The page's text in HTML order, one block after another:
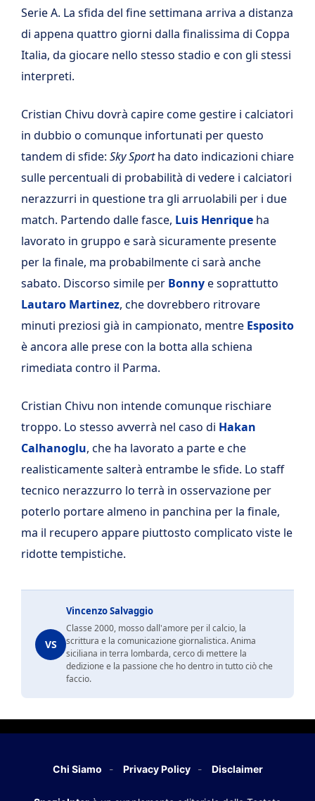
Serie A. La sfida del fine settimana arriva a distanza
di appena quattro giorni dalla finalissima di Coppa
Italia, da giocare nello stesso stadio e con gli stessi
interpreti.
Cristian Chivu dovrà capire come gestire i calciatori
in dubbio o comunque infortunati per questo
tandem di sfide: Sky Sportha dato indicazioni chiare
sulle percentuali di probabilità di vedere i calciatori
nerazzurri in questione tra gli arruolabili per i due
match. Partendo dalle fasce, Luis Henrique ha
lavorato in gruppo e sarà sicuramente presente
per la finale, ma probabilmente ci sarà anche
sabato. Discorso simile per Bonnye soprattutto
Lautaro Martinez, che dovrebbero ritrovare
minuti preziosi già in campionato, mentre Esposito
è ancora alle prese con la botta alla schiena
rimediata contro il Parma.
Cristian Chivu non intende comunque rischiare
troppo. Lo stesso avverrà nel caso di Hakan
Calhanoglu, che ha lavorato a parte e che
realisticamente salterà entrambe le sfide. Lo staff
tecnico nerazzurro lo terrà in osservazione per
poterlo portare almeno in panchina per la finale,
ma il recupero appare piuttosto complicato viste le
ridotte tempistiche.
VS
Vincenzo Salvaggio
Classe 2000, mosso dall'amore per il calcio, la
scrittura e la comunicazione giornalistica. Anima
siciliana in terra lombarda, cerco di mettere la
dedizione e la passione che ho dentro in tutto ciò che
faccio.
Chi Siamo Privacy Policy Disclaimer